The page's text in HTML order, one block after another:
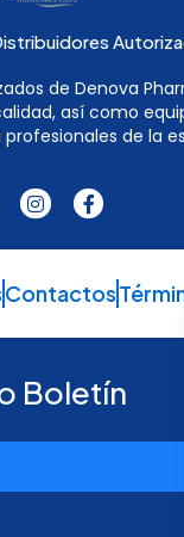
de Denova
así como
de la
I
n
t
g
r
F
a
e
o
o
Contactos
Boletín